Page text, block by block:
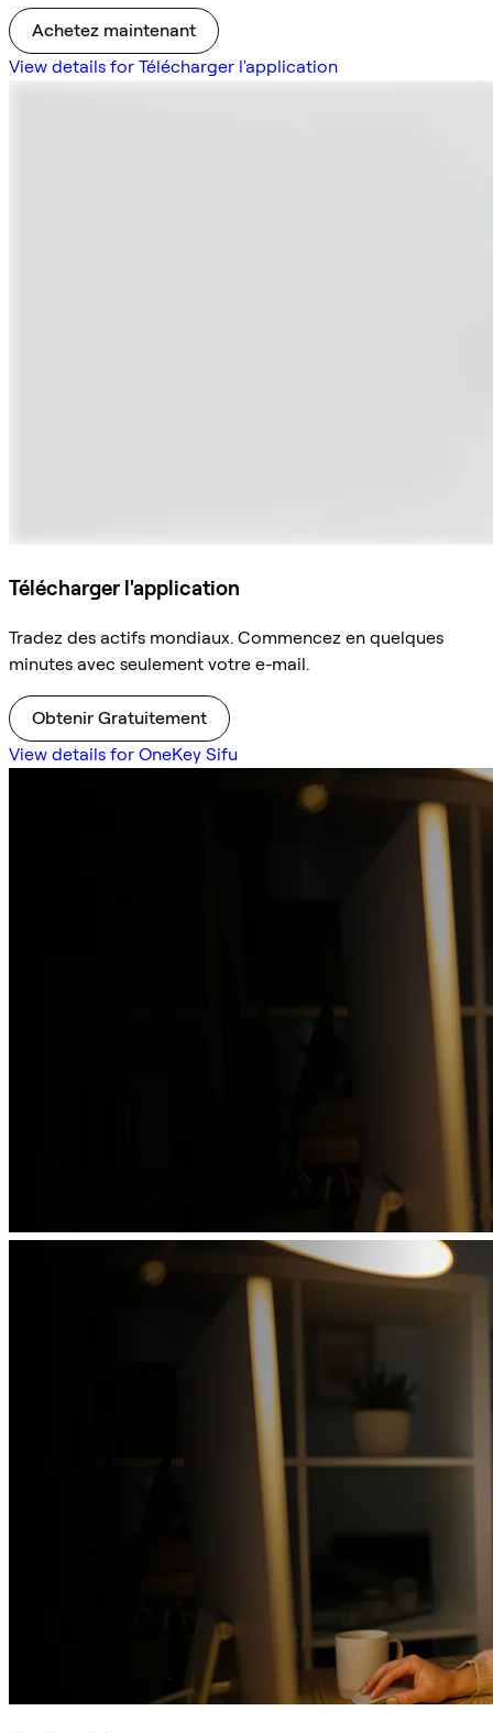
Achetez maintenant
View details for Télécharger l'application
Télécharger l'application
Tradez des actifs mondiaux. Commencez en quelques
minutes avec seulement votre e-mail.
Obtenir Gratuitement
View details for OneKey Sifu